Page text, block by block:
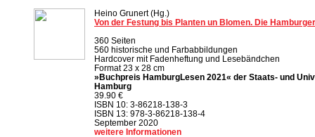
Heino Grunert (Hg.)
Von der Festung bis Planten un Blomen. Die
360 Seiten
560 historische und Farbabbildungen
Hardcover mit Fadenheftung und Lesebändchen
Format 23 x 28 cm
»Buchpreis HamburgLesen 2021« der Staats- und
Hamburg
39.90 €
ISBN 10: 3-86218-138-3
ISBN 13: 978-3-86218-138-4
September 2020
weitere Informationen